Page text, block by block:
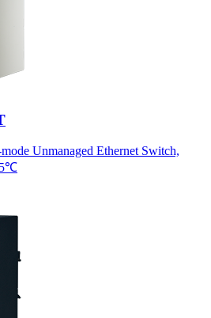
Unmanaged Ethernet Switch,